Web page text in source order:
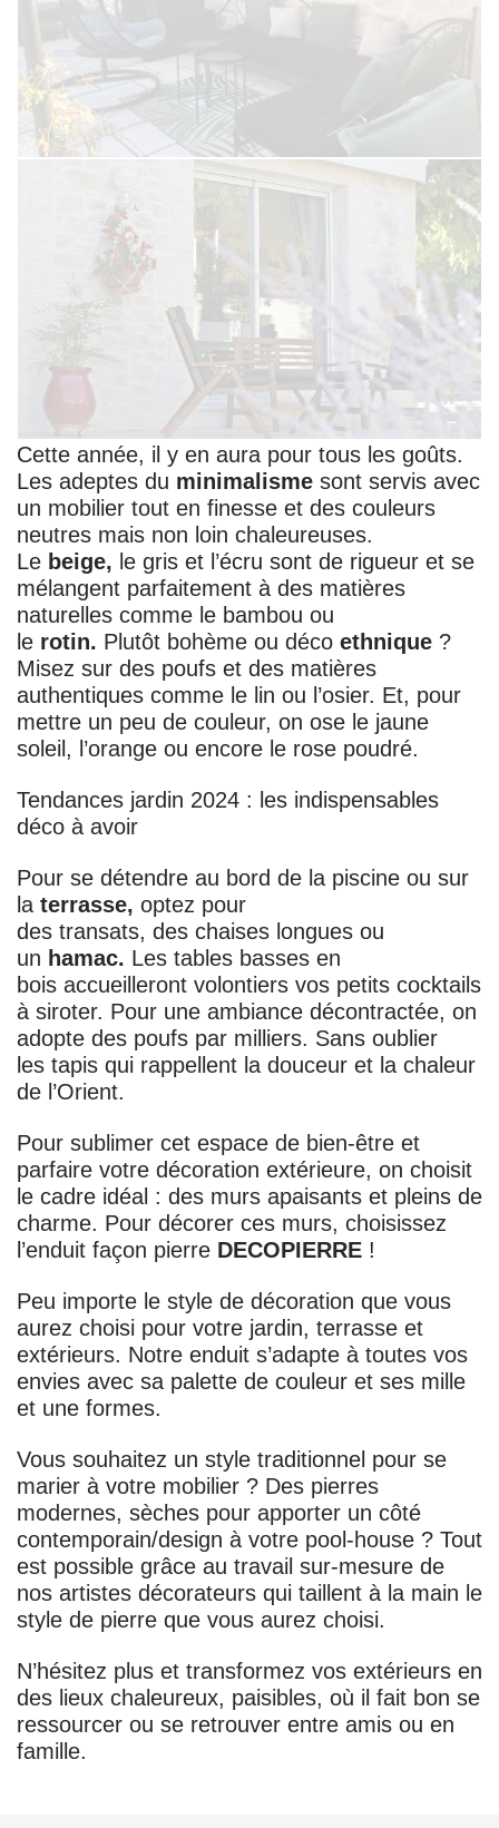
Cette année, il y en aura pour tous les goûts.
Les adeptes du minimalisme sont servis avec
un mobilier tout en finesse et des couleurs
neutres mais non loin chaleureuses.
Le beige, le gris et l’écru sont de rigueur et se
mélangent parfaitement à des matières
naturelles comme le bambou ou
le rotin. Plutôt bohème ou déco ethnique ?
Misez sur des poufs et des matières
authentiques comme le lin ou l’osier. Et, pour
mettre un peu de couleur, on ose le jaune
soleil, l’orange ou encore le rose poudré.
Tendances jardin 2024 : les indispensables
déco à avoir
Pour se détendre au bord de la piscine ou sur
la terrasse, optez pour
des transats, des chaises longues ou
un hamac. Les tables basses en
bois accueilleront volontiers vos petits cocktails
à siroter. Pour une ambiance décontractée, on
adopte des poufs par milliers. Sans oublier
les tapis qui rappellent la douceur et la chaleur
de l’Orient.
Pour sublimer cet espace de bien-être et
parfaire votre décoration extérieure, on choisit
le cadre idéal : des murs apaisants et pleins de
charme. Pour décorer ces murs, choisissez
l’enduit façon pierre DECOPIERRE !
Peu importe le style de décoration que vous
aurez choisi pour votre jardin, terrasse et
extérieurs. Notre enduit s’adapte à toutes vos
envies avec sa palette de couleur et ses mille
et une formes.
Vous souhaitez un style traditionnel pour se
marier à votre mobilier ? Des pierres
modernes, sèches pour apporter un côté
contemporain/design à votre pool-house ? Tout
est possible grâce au travail sur-mesure de
nos artistes décorateurs qui taillent à la main le
style de pierre que vous aurez choisi.
N’hésitez plus et transformez vos extérieurs en
des lieux chaleureux, paisibles, où il fait bon se
ressourcer ou se retrouver entre amis ou en
famille.